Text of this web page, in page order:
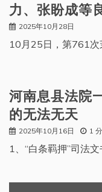
力、张盼成等
2025年10月28日
10月25日，第761次
河南息县法院
的无法无天
2025年10月16日 1
1、“白条羁押”司法